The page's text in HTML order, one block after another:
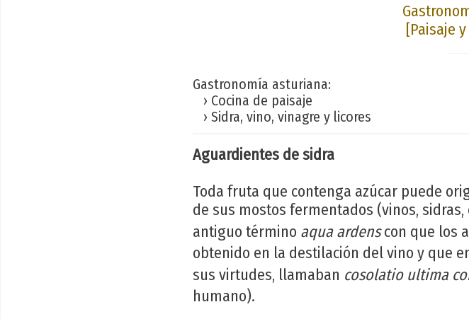
[Paisaje
Gastronomía asturiana:
› Cocina de paisaje
› Sidra, vino, vinagre y licores
Aguardientes de sidra
Toda fruta que contenga azúcar puede
de sus mostos fermentados (vinos,
antiguo término aqua ardenscon que los
obtenido en la destilación del vino y que
sus virtudes, llamaban cosolatio ultima
humano).